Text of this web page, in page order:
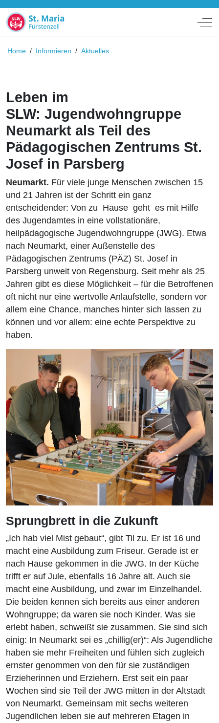
Home / Informieren / Aktuelles
Leben im
SLW: Jugendwohngruppe
Neumarkt als Teil des
Pädagogischen Zentrums St.
Josef in Parsberg
Neumarkt. Für viele junge Menschen zwischen 15
und 21 Jahren ist der Schritt ein ganz
entscheidender: Von zu Hause geht es mit Hilfe
des Jugendamtes in eine vollstationäre,
heilpädagogische Jugendwohngruppe (JWG). Etwa
nach Neumarkt, einer Außenstelle des
Pädagogischen Zentrums (PÄZ) St. Josef in
Parsberg unweit von Regensburg. Seit mehr als 25
Jahren gibt es diese Möglichkeit – für die Betroffenen
oft nicht nur eine wertvolle Anlaufstelle, sondern vor
allem eine Chance, manches hinter sich lassen zu
können und vor allem: eine echte Perspektive zu
haben.
Sprungbrett in die Zukunft
„Ich hab viel Mist gebaut“, gibt Til zu. Er ist 16 und
macht eine Ausbildung zum Friseur. Gerade ist er
nach Hause gekommen in die JWG. In der Küche
trifft er auf Jule, ebenfalls 16 Jahre alt. Auch sie
macht eine Ausbildung, und zwar im Einzelhandel.
Die beiden kennen sich bereits aus einer anderen
Wohngruppe; da waren sie noch Kinder. Was sie
erlebt haben, schweißt sie zusammen. Sie sind sich
einig: In Neumarkt sei es „chillig(er)“: Als Jugendliche
haben sie mehr Freiheiten und fühlen sich zugleich
ernster genommen von den für sie zuständigen
Erzieherinnen und Erziehern. Erst seit ein paar
Wochen sind sie Teil der JWG mitten in der Altstadt
von Neumarkt. Gemeinsam mit sechs weiteren
Jugendlichen leben sie auf mehreren Etagen in